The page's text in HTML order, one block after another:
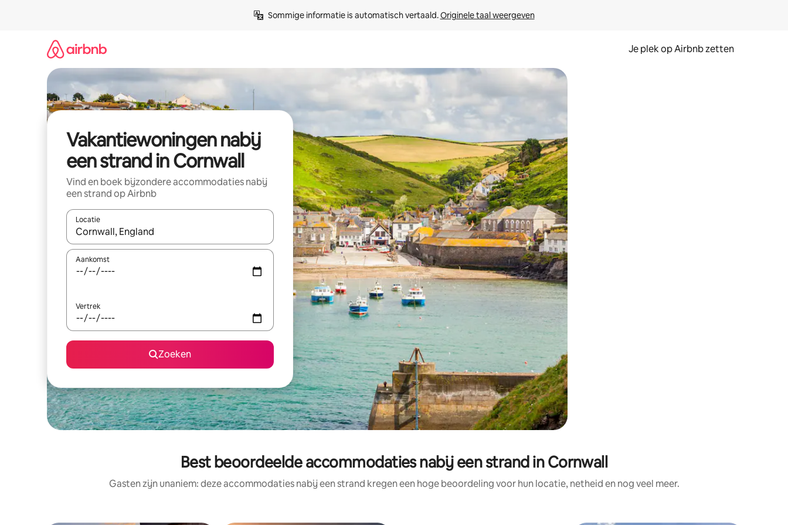
Sommige informatie is automatisch vertaald. Originele taal weergeven
Je plek op Airbnb zetten
Vakantiewoningen nabij
een strand in Cornwall
Vind en boek bijzondere accommodaties nabij
een strand op Airbnb
Locatie
Wanneer er resultaten beschikbaar zijn, maak je een keuze met je de pijltjestoetsen omhoog en omlaag, óf door te tikken of swipen.
Aankomst
Vertrek
Zoeken
Best beoordeelde accommodaties nabij een strand in Cornwall
Gasten zijn unaniem: deze accommodaties nabij een strand kregen een hoge beoordeling voor hun locatie, netheid en nog veel meer.